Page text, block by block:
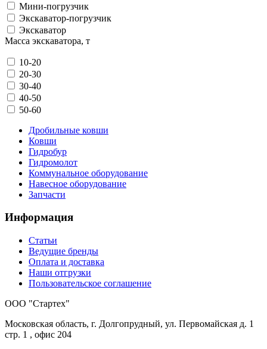
Мини-погрузчик
Экскаватор-погрузчик
Экскаватор
Масса экскаватора, т
10-20
20-30
30-40
40-50
50-60
Дробильные ковши
Ковши
Гидробур
Гидромолот
Коммунальное оборудование
Навесное оборудование
Запчасти
Информация
Статьи
Ведущие бренды
Оплата и доставка
Наши отгрузки
Пользовательское соглашение
OOO "Стартех"
Московская область, г. Долгопрудный, ул. Первомайская д. 1
стр. 1 , офис 204